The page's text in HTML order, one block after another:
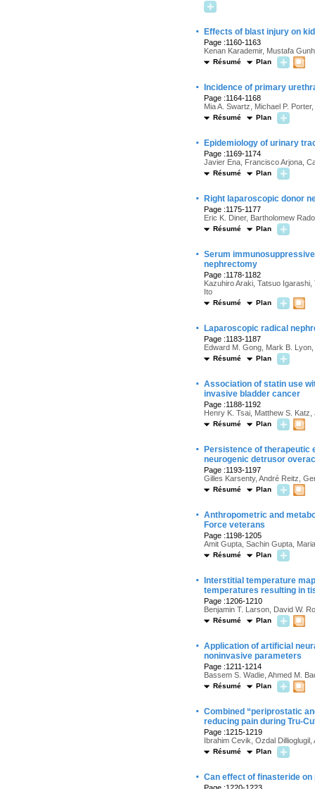
· Effects of blast injury on
Page :1160-1163
Kenan Karademir, Mustafa
Résumé Plan
· Incidence of primary
Page :1164-1168
Mia A. Swartz, Michael P.
Résumé Plan
· Epidemiology of urinary
Page :1169-1174
Javier Ena, Francisco Arjona,
Résumé Plan
· Right laparoscopic donor
Page :1175-1177
Eric K. Diner, Bartholomew
Résumé Plan
· Serum
nephrectomy
Page :1178-1182
Kazuhiro Araki, Tatsuo
Ito
Résumé Plan
· Laparoscopic radical
Page :1183-1187
Edward M. Gong, Mark B.
Résumé Plan
· Association of statin use
invasive bladder cancer
Page :1188-1192
Henry K. Tsai, Matthew S.
Résumé Plan
·
Persistence of therapeutic
neurogenic detrusor
Page :1193-1197
Gilles Karsenty, André Reitz,
Résumé Plan
· Anthropometric and
Force veterans
Page :1198-1205
Amit Gupta, Sachin Gupta,
Résumé Plan
·
Interstitial temperature
temperatures resulting in
Page :1206-1210
Benjamin T. Larson, David W.
Résumé Plan
· Application of artificial
noninvasive parameters
Page :1211-1214
Bassem S. Wadie, Ahmed M.
Résumé Plan
· Combined “periprostatic
reducing pain during Tru-
Page :1215-1219
Ibrahim Cevik, Ozdal
Résumé Plan
· Can effect of finasteride